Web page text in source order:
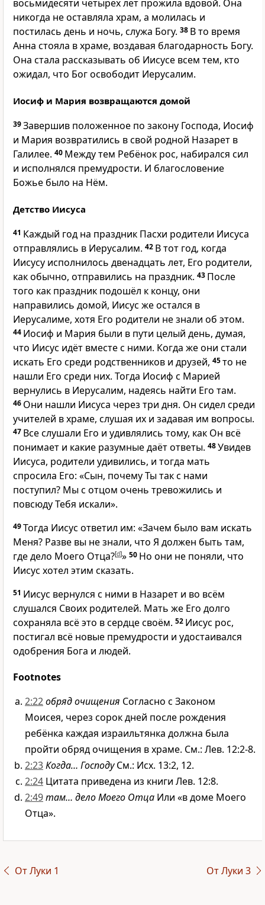
восьмидесяти четырёх лет прожила вдовой. Она
никогда не оставляла храм, а молилась и
постилась день и ночь, служа Богу. 38 В то время
Анна стояла в храме, воздавая благодарность Богу.
Она стала рассказывать об Иисусе всем тем, кто
ожидал, что Бог освободит Иерусалим.
Иосиф и Мария возвращаются домой
39Завершив положенное по закону Господа, Иосиф
и Мария возвратились в свой родной Назарет в
Галилее. 40 Между тем Ребёнок рос, набирался сил
и исполнялся премудрости. И благословение
Божье было на Нём.
Детство Иисуса
41 Каждый год на праздник Пасхи родители Иисуса
отправлялись в Иерусалим. 42 В тот год, когда
Иисусу исполнилось двенадцать лет, Его родители,
как обычно, отправились на праздник. 43 После
того как праздник подошёл к концу, они
направились домой, Иисус же остался в
Иерусалиме, хотя Его родители не знали об этом.
44 Иосиф и Мария были в пути целый день, думая,
что Иисус идёт вместе с ними. Когда же они стали
искать Его среди родственников и друзей, 45то не
нашли Его среди них. Тогда Иосиф с Марией
вернулись в Иерусалим, надеясь найти Его там.
46 Они нашли Иисуса через три дня. Он сидел среди
учителей в храме, слушая их и задавая им вопросы.
47 Все слушали Его и удивлялись тому, как Он всё
понимает и какие разумные даёт ответы. 48Увидев
Иисуса, родители удивились, и тогда мать
спросила Его: «Сын, почему Ты так с нами
поступил? Мы с отцом очень тревожились и
повсюду Тебя искали».
49Тогда Иисус ответил им: «Зачем было вам искать
Меня? Разве вы не знали, что Я должен быть там,
где дело Моего Отца?[d]» 50 Но они не поняли, что
Иисус хотел этим сказать.
51 Иисус вернулся с ними в Назарет и во всём
слушался Своих родителей. Мать же Его долго
сохраняла всё это в сердце своём. 52 Иисус рос,
постигал всё новые премудрости и удостаивался
одобрения Бога и людей.
Footnotes
2:22обряд очищения Согласно с Законом
Моисея, через сорок дней после рождения
ребёнка каждая израильтянка должна была
пройти обряд очищения в храме. См.: Лев. 12:2-8.
2:23Когда… ГосподуСм.: Исх. 13:2, 12.
2:24 Цитата приведена из книги Лев. 12:8.
2:49там… дело Моего Отца Или «в доме Моего
Отца».
От Луки 1 От Луки 3